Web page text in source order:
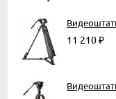
11 210₽